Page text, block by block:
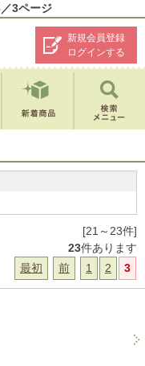
3ページ
新規会員登録
ログインする
[21～23件]
23件あります
最初
前 1 2 3